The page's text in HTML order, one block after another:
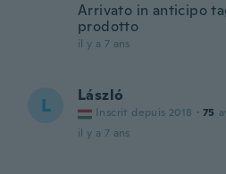
Arrivato in anticipo
prodotto
il y a 7 ans
L László
Inscrit depuis 2018 · 75
il y a 7 ans